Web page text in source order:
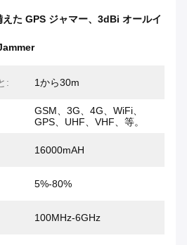
た GPS ジャマー、3dBi オールイ
: 1から30m
GSM、3G、4G、WiFi、
GPS、UHF、VHF、等。
16000mAH
5%-80%
100MHz-6GHz